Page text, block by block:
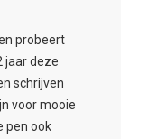
probeert
jaar deze
schrijven
voor mooie
pen ook